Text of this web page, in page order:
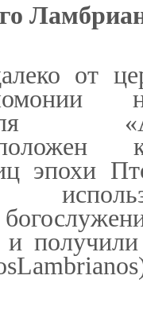
от
эпохи
получили
Lambrianos